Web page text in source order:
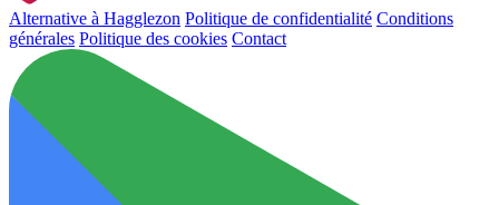
Alternative à Hagglezon Politique de confidentialité Conditions
générales Politique des cookies Contact